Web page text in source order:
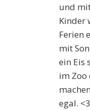
und
Kinder
Ferien
mit
ein Eis
im Zoo
egal. <3